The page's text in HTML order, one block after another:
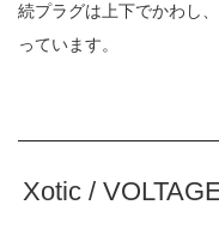
続プラグは上下でかわし
っています。
Xotic /